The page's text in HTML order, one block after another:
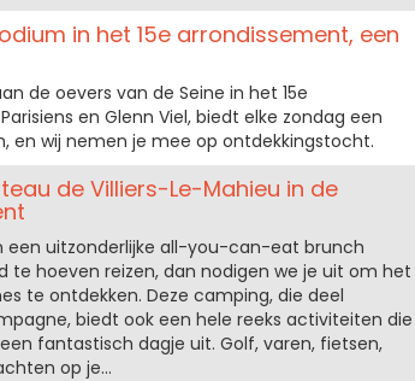
in het 15e arrondissement, een
de oevers van de Seine in het 15e
en Glenn Viel, biedt elke zondag een
en wij nemen je mee op ontdekkingstocht.
de Villiers-Le-Mahieu in de
een uitzonderlijke all-you-can-eat brunch
te hoeven reizen, dan nodigen we je uit om het
te ontdekken. Deze camping, die deel
biedt ook een hele reeks activiteiten die
fantastisch dagje uit. Golf, varen, fietsen,
op je...